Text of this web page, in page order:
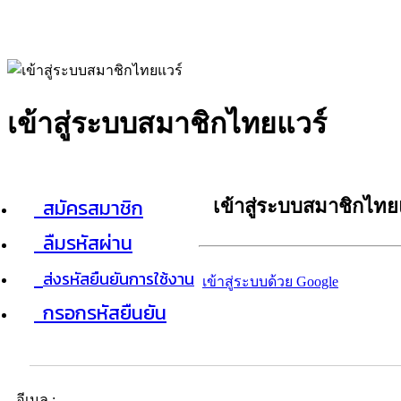
เข้าสู่ระบบสมาชิกไทยแวร์
สมัครสมาชิก
ลืมรหัสผ่าน
ส่งรหัสยืนยันการใช้งาน
กรอกรหัสยืนยัน
เข้าสู่ระบบสมาชิกไท
เข้าสู่ระบบด้วย Google